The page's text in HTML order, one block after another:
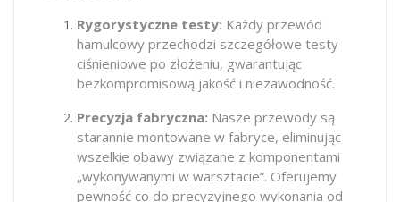
Rygorystyczne testy: Każdy przewód
hamulcowy przechodzi szczegółowe testy
ciśnieniowe po złożeniu, gwarantując
bezkompromisową jakość i niezawodność.
Precyzja fabryczna: Nasze przewody są
starannie montowane w fabryce, eliminując
wszelkie obawy związane z komponentami
„wykonywanymi w warsztacie”. Oferujemy
pewność co do precyzyjnego wykonania od